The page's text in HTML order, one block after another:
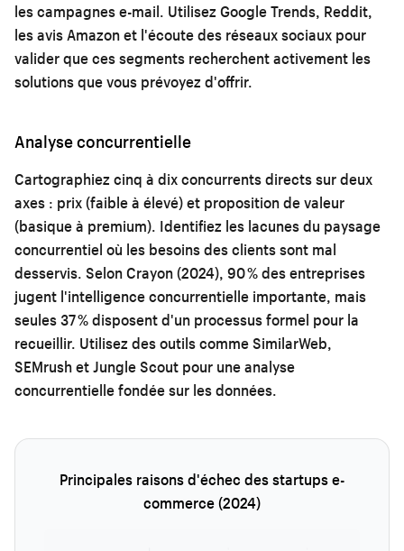
les campagnes e-mail. Utilisez Google Trends, Reddit,
les avis Amazon et l'écoute des réseaux sociaux pour
valider que ces segments recherchent activement les
solutions que vous prévoyez d'offrir.
Analyse concurrentielle
Cartographiez cinq à dix concurrents directs sur deux
axes : prix (faible à élevé) et proposition de valeur
(basique à premium). Identifiez les lacunes du paysage
concurrentiel où les besoins des clients sont mal
desservis. Selon Crayon (2024), 90 % des entreprises
jugent l'intelligence concurrentielle importante, mais
seules 37 % disposent d'un processus formel pour la
recueillir. Utilisez des outils comme SimilarWeb,
SEMrush et Jungle Scout pour une analyse
concurrentielle fondée sur les données.
Principales raisons d'échec des startups e-
commerce (2024)